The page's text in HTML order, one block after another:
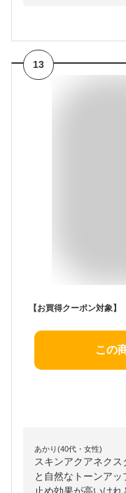
13
この
あかり(40代・女性)
スキンアクアネク
と自然なトーンア